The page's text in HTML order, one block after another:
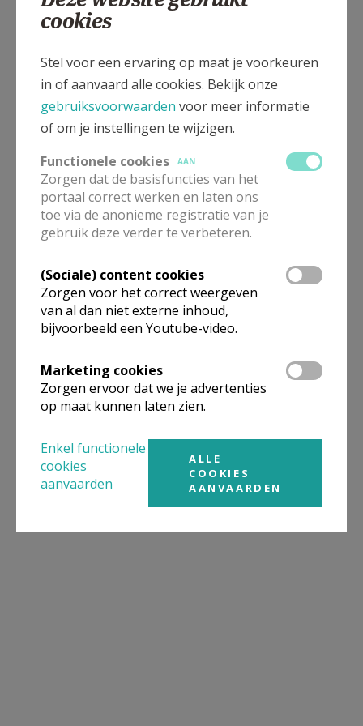
cookies
Stel voor een ervaring op maat je voorkeuren
in of aanvaard alle cookies. Bekijk onze
gebruiksvoorwaarden voor meer informatie
of om je instellingen te wijzigen.
Functionele cookies
AAN
Zorgen dat de basisfuncties van het
portaal correct werken en laten ons
toe via de anonieme registratie van je
gebruik deze verder te verbeteren.
(Sociale) content cookies
Zorgen voor het correct weergeven
van al dan niet externe inhoud,
bijvoorbeeld een Youtube-video.
Marketing cookies
Zorgen ervoor dat we je advertenties
op maat kunnen laten zien.
Enkel functionele
cookies
aanvaarden
ALLE
COOKIES
AANVAARDEN